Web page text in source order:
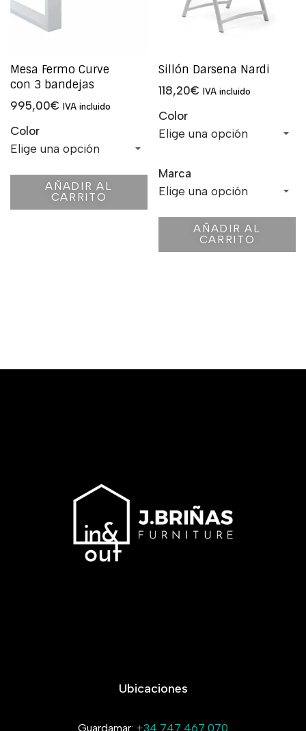
Mesa Fermo Curve
con 3 bandejas
995,00€ IVA incluido
Color
AÑADIR AL
CARRITO
Sillón Darsena Nardi
118,20€ IVA incluido
Color
Marca
AÑADIR AL
CARRITO
Ubicaciones
Guardamar: +34 747 467 070